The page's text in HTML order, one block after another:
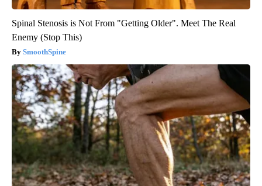
Spinal Stenosis is Not From "Getting Older". Meet The Real
Enemy (Stop This)
SmoothSpine